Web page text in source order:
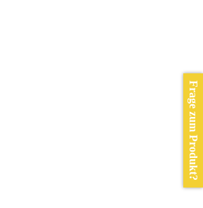
Frage zum Produkt?